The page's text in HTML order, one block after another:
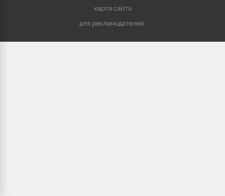
карта сайта
для рекламодателей